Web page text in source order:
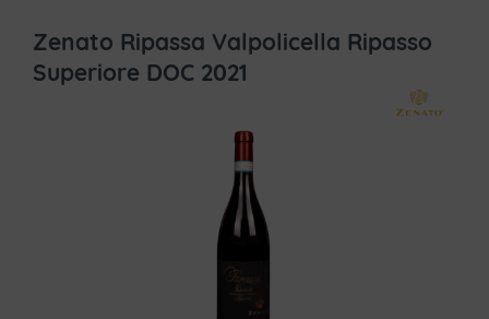
Zenato Ripassa Valpolicella Ripasso
Superiore DOC 2021